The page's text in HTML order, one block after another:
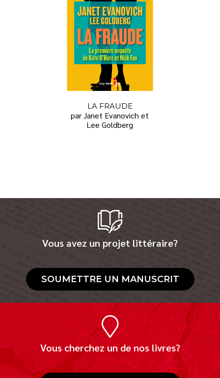
LA FRAUDE
par Janet Evanovich et
Lee Goldberg
Vous avez un projet littéraire?
SOUMETTRE UN MANUSCRIT
Vous cherchez un de nos livres?